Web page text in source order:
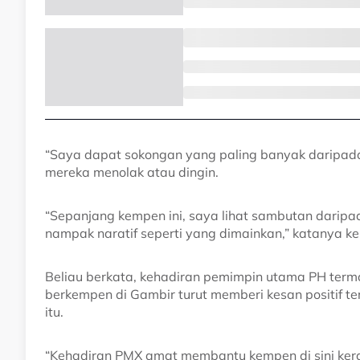
“Saya dapat sokongan yang paling banyak
mereka menolak atau dingin.
“Sepanjang kempen ini, saya lihat sambutan
nampak naratif seperti yang dimainkan,” katanya
Beliau berkata, kehadiran pemimpin utama PH
berkempen di Gambir turut memberi kesan positif
itu.
“Kehadiran PMX amat membantu kempen di sini